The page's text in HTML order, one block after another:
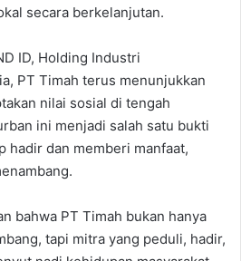
secara berkelanjutan.
ID, Holding Industri
PT Timah terus menunjukkan
nilai sosial di tengah
ini menjadi salah satu bukti
hadir dan memberi manfaat,
bahwa PT Timah bukan hanya
tapi mitra yang peduli, hadir,